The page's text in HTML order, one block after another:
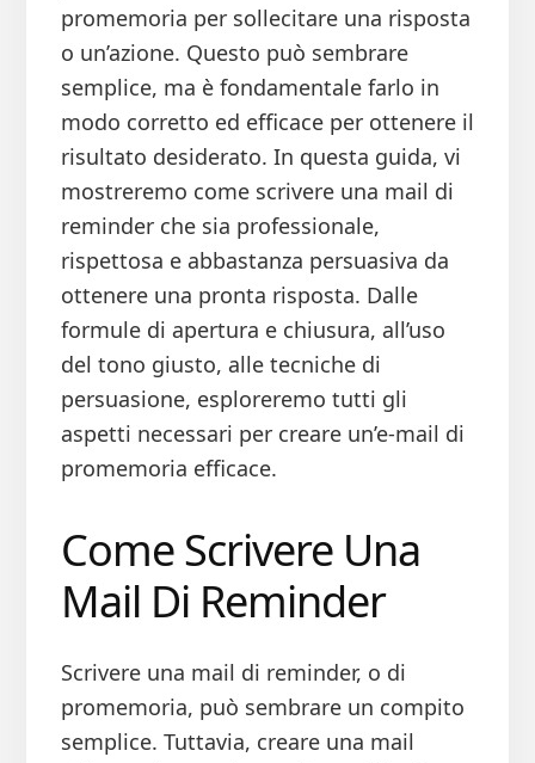
promemoria per sollecitare una risposta
o un’azione. Questo può sembrare
semplice, ma è fondamentale farlo in
modo corretto ed efficace per ottenere il
risultato desiderato. In questa guida, vi
mostreremo come scrivere una mail di
reminder che sia professionale,
rispettosa e abbastanza persuasiva da
ottenere una pronta risposta. Dalle
formule di apertura e chiusura, all’uso
del tono giusto, alle tecniche di
persuasione, esploreremo tutti gli
aspetti necessari per creare un’e-mail di
promemoria efficace.
Come Scrivere Una
Mail Di Reminder
Scrivere una mail di reminder, o di
promemoria, può sembrare un compito
semplice. Tuttavia, creare una mail